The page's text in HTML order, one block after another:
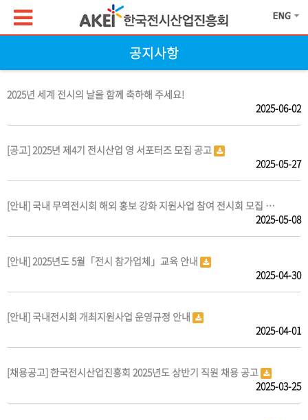
공지사항
2025년 세계 전시의 날을 함께 축하해 주세요!
2025-06-02
[공고] 2025년 제4기 전시산업 영 서포터즈 모집 공고
2025-05-27
[안내] 국내 무역전시회 해외 홍보 강화 지원사업 참여 전시회 모집 …
2025-05-08
[안내] 2025년도 5월「전시 참가업체」교육 안내
2025-04-30
[안내] 국내전시회 개최지원사업 운영규정 안내
2025-04-01
[채용공고] 한국전시산업진흥회 2025년도 상반기 직원 채용 공고
2025-03-25